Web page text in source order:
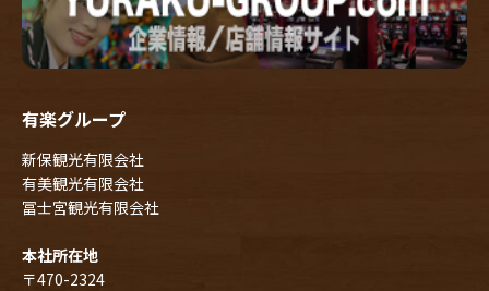
有楽グループ
新保観光有限会社
有美観光有限会社
冨士宮観光有限会社
本社所在地
〒470-2324